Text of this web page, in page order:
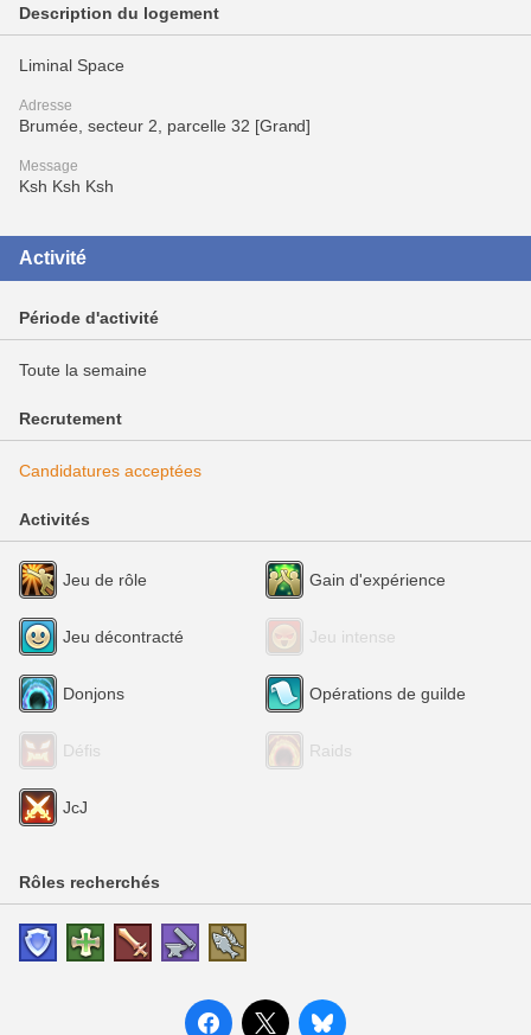
Description du logement
Liminal Space
Adresse
Brumée, secteur 2, parcelle 32 [Grand]
Message
Ksh Ksh Ksh
Activité
Période d'activité
Toute la semaine
Recrutement
Candidatures acceptées
Activités
Jeu de rôle Gain d'expérience
Jeu décontracté Jeu intense
Donjons Opérations de guilde
Défis Raids
JcJ
Rôles recherchés